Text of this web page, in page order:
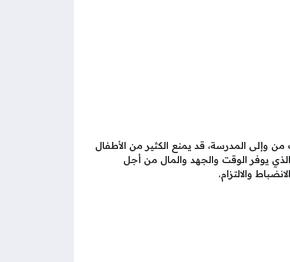
من وإلى المدرسة، قد يمنع الكثير من الأطفال
يوفر الوقت والجهد والمال من أجل
والالتزام.